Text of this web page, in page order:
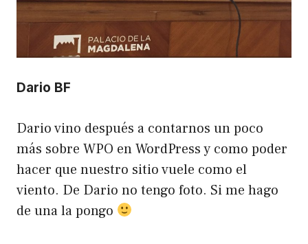
Dario BF
Dario vino después a contarnos un poco
más sobre WPO en WordPress y como poder
hacer que nuestro sitio vuele como el
viento. De Dario no tengo foto. Si me hago
de una la pongo